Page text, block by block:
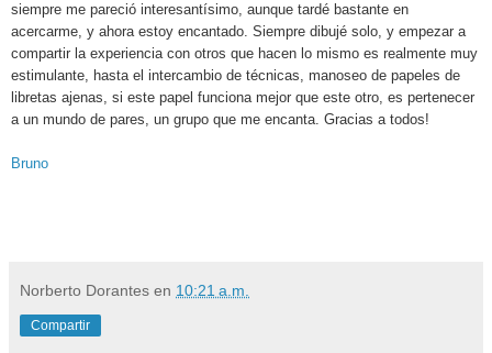
siempre me pareció interesantísimo, aunque tardé bastante en
acercarme, y ahora estoy encantado. Siempre dibujé solo, y empezar a
compartir la experiencia con otros que hacen lo mismo es realmente muy
estimulante, hasta el intercambio de técnicas, manoseo de papeles de
libretas ajenas, si este papel funciona mejor que este otro, es pertenecer
a un mundo de pares, un grupo que me encanta. Gracias a todos!
Bruno
Norberto Dorantes en 10:21 a.m.
Compartir